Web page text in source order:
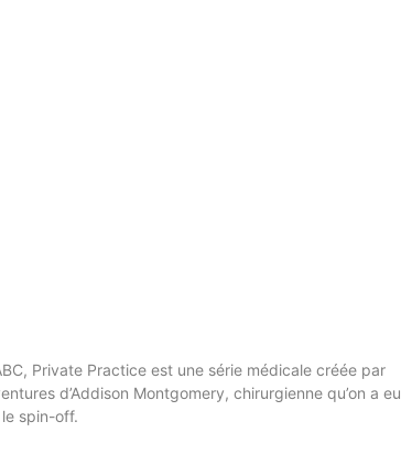
Private Practice est une série médicale créée par
d’Addison Montgomery, chirurgienne qu’on a eu
spin-off.